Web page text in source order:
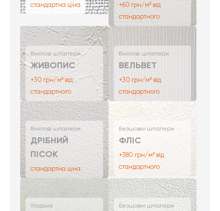
стандартна ціна
+60 грн/м² від
стандартного
Вінілові шпалери
ЖИВОПИС
+30 грн/м² від
стандартного
Вінілові шпалери
ВЕЛЬВЕТ
+30 грн/м² від
стандартного
Вінілові шпалери
ДРІБНИЙ
ПІСОК
стандартна ціна
Безшовні шпалери
ФЛІС
+380 грн/м² від
стандартного
Гладкий Безшовні шпалери